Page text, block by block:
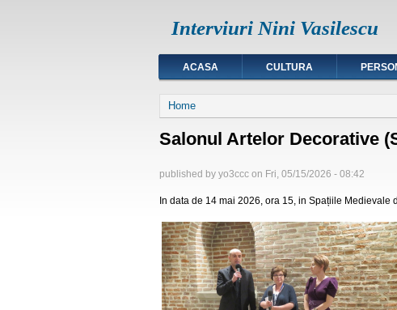
Interviuri Nini Vasilescu
ACASA CULTURA
You are here
Home
Salonul Artelor Decorative
published by yo3ccc on Fri, 05/15/2026 - 08:42
In data de 14 mai 2026, ora 15, in Spațiile